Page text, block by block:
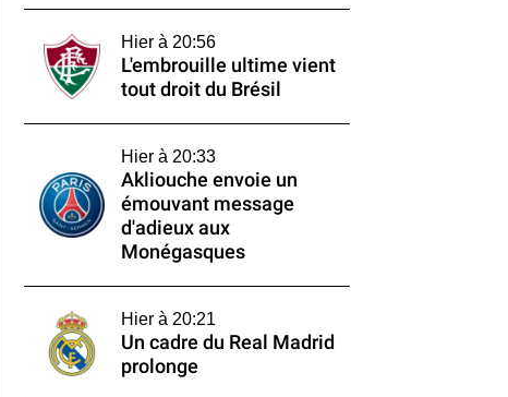
Hier à 20:56
L'embrouille ultime vient
tout droit du Brésil
Hier à 20:33
Akliouche envoie un
émouvant message
d'adieux aux
Monégasques
Hier à 20:21
Un cadre du Real Madrid
prolonge